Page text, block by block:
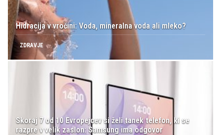
Hidracija v vročini: Voda, mineralna voda ali mleko?
ZDRAVJE
Skoraj 7 od 10 Evropejcev si želi tanek telefon, ki se
razpre v velik zaslon: Samsung ima odgovor